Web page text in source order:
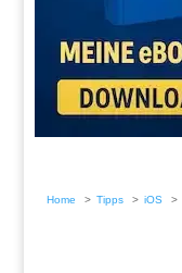
Home Tipps iOS